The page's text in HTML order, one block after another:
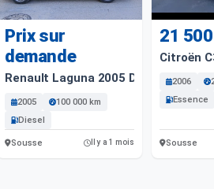
Prix sur
demande
Renault Laguna 2005 Diesel Sousse
2005
100 000 km
Diesel
Sousse Il y a 1 mois
21 500
Citroën
2006
Essence
Sousse